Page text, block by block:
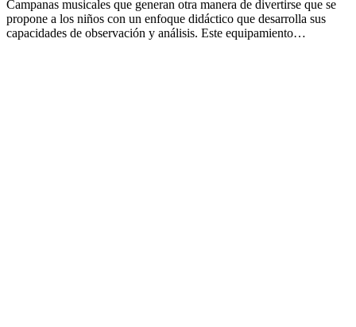
Campanas musicales que generan otra manera de divertirse que se
propone a los niños con un enfoque didáctico que desarrolla sus
capacidades de observación y análisis. Este equipamiento…